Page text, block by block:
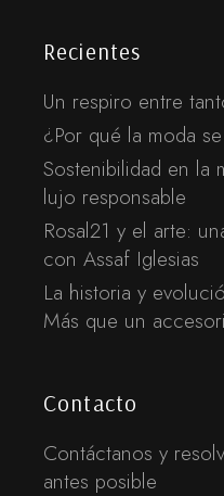
Recientes
Un respiro entre
¿Por qué la moda
Sostenibilidad en la
lujo responsable
Rosal21 y el arte:
con Assaf Iglesias
La historia y
Más que un
Contacto
Contáctanos y
antes posible